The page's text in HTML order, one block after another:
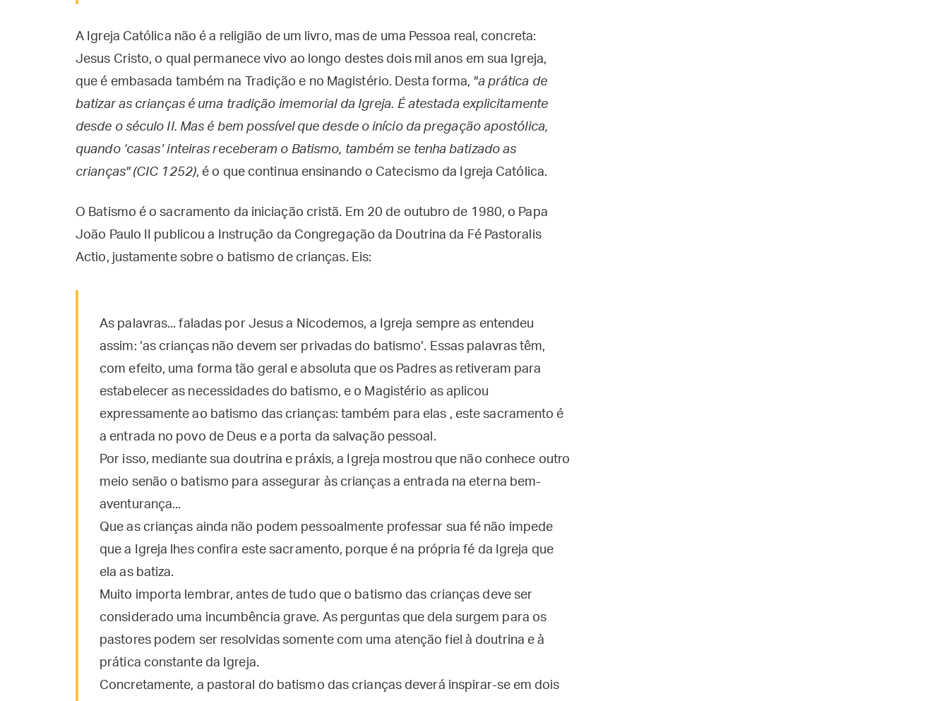
A Igreja Católica não é a religião de um livro, mas de uma Pessoa real, concreta:
Jesus Cristo, o qual permanece vivo ao longo destes dois mil anos em sua Igreja,
que é embasada também na Tradição e no Magistério. Desta forma, "a prática de
batizar as crianças é uma tradição imemorial da Igreja. É atestada explicitamente
desde o século II. Mas é bem possível que desde o início da pregação apostólica,
quando ‘casas’ inteiras receberam o Batismo, também se tenha batizado as
crianças" (CIC 1252), é o que continua ensinando o Catecismo da Igreja Católica.
O Batismo é o sacramento da iniciação cristã. Em 20 de outubro de 1980, o Papa
João Paulo II publicou a Instrução da Congregação da Doutrina da Fé Pastoralis
Actio, justamente sobre o batismo de crianças. Eis:
As palavras... faladas por Jesus a Nicodemos, a Igreja sempre as entendeu
assim: ‘as crianças não devem ser privadas do batismo’. Essas palavras têm,
com efeito, uma forma tão geral e absoluta que os Padres as retiveram para
estabelecer as necessidades do batismo, e o Magistério as aplicou
expressamente ao batismo das crianças: também para elas , este sacramento é
a entrada no povo de Deus e a porta da salvação pessoal.
Por isso, mediante sua doutrina e práxis, a Igreja mostrou que não conhece outro
meio senão o batismo para assegurar às crianças a entrada na eterna bem-
aventurança...
Que as crianças ainda não podem pessoalmente professar sua fé não impede
que a Igreja lhes confira este sacramento, porque é na própria fé da Igreja que
ela as batiza.
Muito importa lembrar, antes de tudo que o batismo das crianças deve ser
considerado uma incumbência grave. As perguntas que dela surgem para os
pastores podem ser resolvidas somente com uma atenção fiel à doutrina e à
prática constante da Igreja.
Concretamente, a pastoral do batismo das crianças deverá inspirar-se em dois